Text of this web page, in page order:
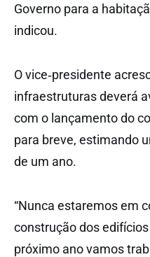
Governo para a
indicou.
O vice‑presidente
infraestruturas deverá
com o lançamento do
para breve, estimando
de um ano.
“Nunca estaremos em
construção dos
próximo ano vamos